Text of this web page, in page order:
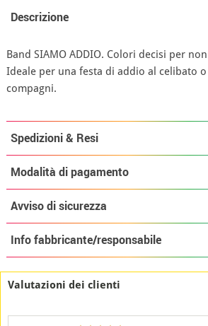
Descrizione
Band SIAMO ADDIO. Colori decisi per
Ideale per una festa di addio al celibato
compagni.
Spedizioni & Resi
Modalità di pagamento
Avviso di sicurezza
Info fabbricante/responsabile
Valutazioni dei clienti